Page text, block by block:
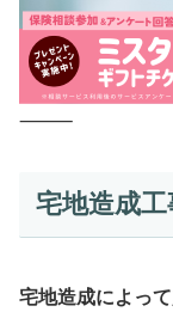
⸻
宅地造成
宅地造成によっ